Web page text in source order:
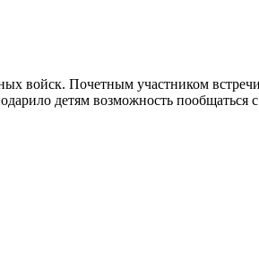
войск. Почетным участником
детям возможность